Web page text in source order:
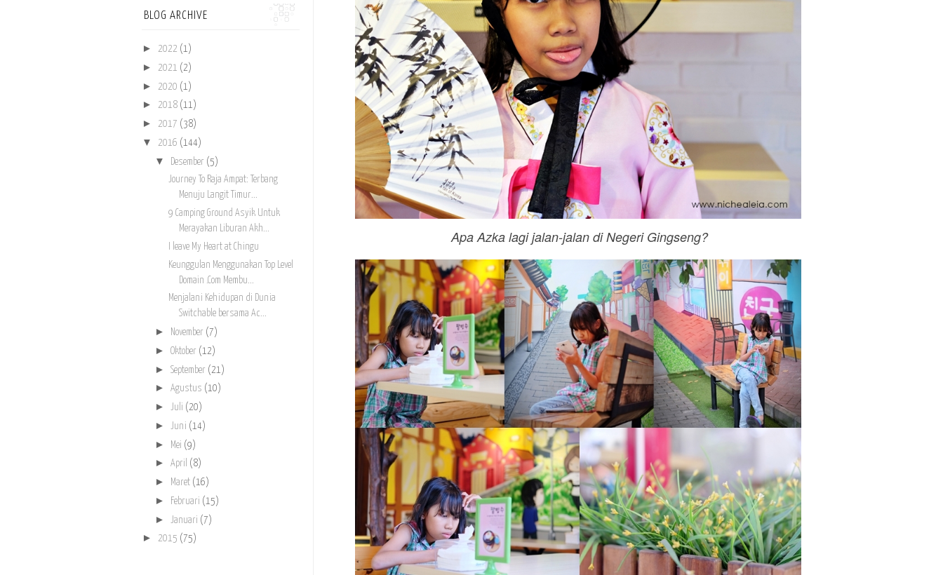
Apa Azka lagi jalan-jalan di Negeri Gingseng?
BLOG ARCHIVE
► 2022 (1)
► 2021 (2)
► 2020 (1)
► 2018 (11)
► 2017 (38)
▼ 2016 (144)
▼ Desember (5)
Journey To Raja Ampat: Terbang
Menuju Langit Timur...
9 Camping Ground Asyik Untuk
Merayakan Liburan Akh...
I leave My Heart at Chingu
Keunggulan Menggunakan Top Level
Domain .Com Membu...
Menjalani Kehidupan di Dunia
Switchable bersama Ac...
► November (7)
► Oktober (12)
► September (21)
► Agustus (10)
► Juli (20)
► Juni (14)
► Mei (9)
► April (8)
► Maret (16)
► Februari (15)
► Januari (7)
► 2015 (75)